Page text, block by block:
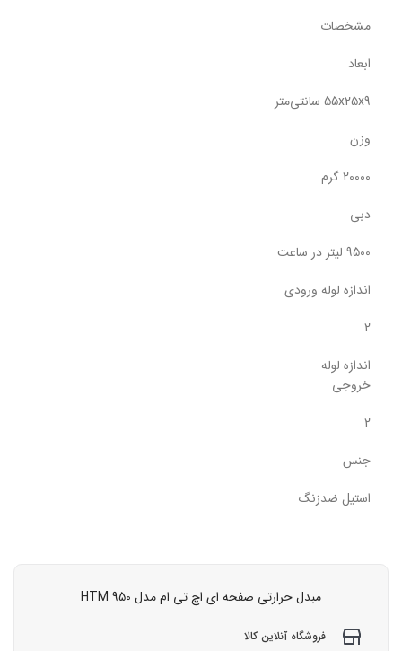
مشخصات
ابعاد
55x25x9 سانتی‌متر
وزن
20000 گرم
دبی
9500 لیتر در ساعت
اندازه لوله ورودی
2
اندازه لوله
خروجی
2
جنس
استیل ضدزنگ
مبدل حرارتی صفحه ای اچ تی ام مدل HTM 950
فروشگاه آنلاین کالا